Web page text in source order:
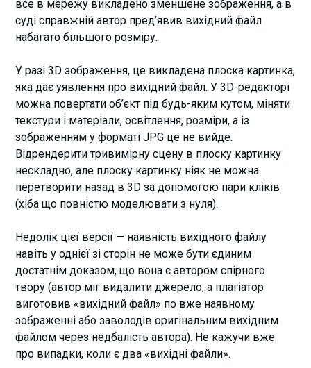
все в мережу викладено зменшене зображення, а в
суді справжній автор пред’явив вихідний файл
набагато більшого розміру.
У разі 3D зображення, це викладена плоска картинка,
яка дає уявлення про вихідний файл. У 3D-редакторі
можна повертати об’єкт під будь-яким кутом, міняти
текстури і матеріали, освітлення, розміри, а із
зображенням у форматі JPG це не вийде.
Відрендерити тривимірну сцену в плоску картинку
нескладно, але плоску картинку ніяк не можна
перетворити назад в 3D за допомогою пари кліків
(хіба що повністю моделювати з нуля).
Недолік цієї версії — наявність вихідного файлу
навіть у однієї зі сторін не може бути єдиним
достатнім доказом, що вона є автором спірного
твору (автор міг видалити джерело, а плагіатор
виготовив «вихідний файл» по вже наявному
зображенні або заволодів оригінальним вихідним
файлом через недбалість автора). Не кажучи вже
про випадки, коли є два «вихідні файли».